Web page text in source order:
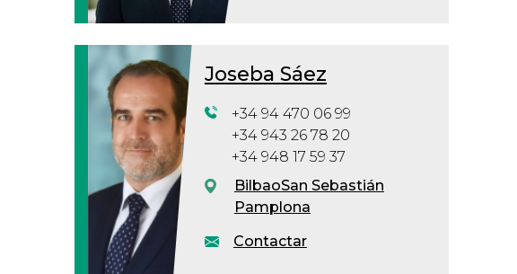
Joseba Sáez
Contactar
+34 94 470 06 99
+34 943 26 78 20
+34 948 17 59 37
BilbaoSan Sebastián
Pamplona